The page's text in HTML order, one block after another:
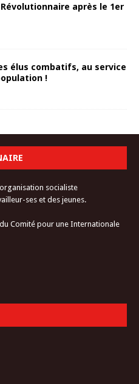
après le 1er
élus combatifs, au service
!
socialiste
ses et des jeunes.
Comité pour une Internationale